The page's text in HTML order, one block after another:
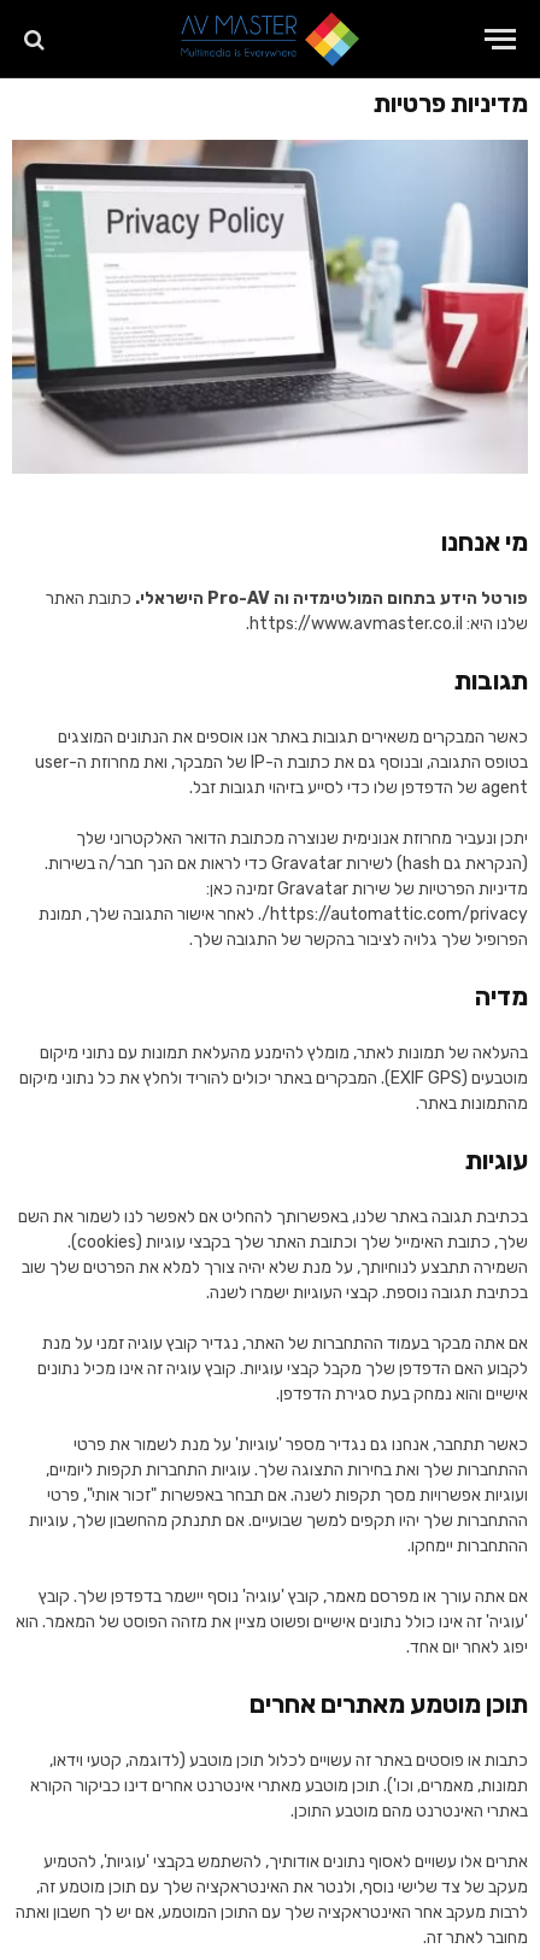
מדיניות פרטיות
מי אנחנו
פורטל הידע בתחום המולטימדיה וה Pro-AV הישראלי.
כתובת האתר
שלנו היא: https://www.avmaster.co.il.
תגובות
כאשר המבקרים משאירים תגובות באתר אנו אוספים את הנתונים המוצגים
בטופס התגובה, ובנוסף גם את כתובת ה-IP של המבקר, ואת מחרוזת ה-user
agent של הדפדפן שלו כדי לסייע בזיהוי תגובות זבל.
יתכן ונעביר מחרוזת אנונימית שנוצרה מכתובת הדואר האלקטרוני שלך
(הנקראת גם hash) לשירות Gravatar כדי לראות אם הנך חבר/ה בשירות.
מדיניות הפרטיות של שירות Gravatar זמינה כאן:
https://automattic.com/privacy/. לאחר אישור התגובה שלך, תמונת
הפרופיל שלך גלויה לציבור בהקשר של התגובה שלך.
מדיה
בהעלאה של תמונות לאתר, מומלץ להימנע מהעלאת תמונות עם נתוני מיקום
מוטבעים (EXIF GPS). המבקרים באתר יכולים להוריד ולחלץ את כל נתוני מיקום
מהתמונות באתר.
עוגיות
בכתיבת תגובה באתר שלנו, באפשרותך להחליט אם לאפשר לנו לשמור את השם
שלך, כתובת האימייל שלך וכתובת האתר שלך בקבצי עוגיות (cookies).
השמירה תתבצע לנוחיותך, על מנת שלא יהיה צורך למלא את הפרטים שלך שוב
בכתיבת תגובה נוספת. קבצי העוגיות ישמרו לשנה.
אם אתה מבקר בעמוד ההתחברות של האתר, נגדיר קובץ עוגיה זמני על מנת
לקבוע האם הדפדפן שלך מקבל קבצי עוגיות. קובץ עוגיה זה אינו מכיל נתונים
אישיים והוא נמחק בעת סגירת הדפדפן.
כאשר תתחבר, אנחנו גם נגדיר מספר 'עוגיות' על מנת לשמור את פרטי
ההתחברות שלך ואת בחירות התצוגה שלך. עוגיות התחברות תקפות ליומיים,
ועוגיות אפשרויות מסך תקפות לשנה. אם תבחר באפשרות "זכור אותי", פרטי
ההתחברות שלך יהיו תקפים למשך שבועיים. אם תתנתק מהחשבון שלך, עוגיות
ההתחברות יימחקו.
אם אתה עורך או מפרסם מאמר, קובץ 'עוגיה' נוסף יישמר בדפדפן שלך. קובץ
'עוגיה' זה אינו כולל נתונים אישיים ופשוט מציין את מזהה הפוסט של המאמר. הוא
יפוג לאחר יום אחד.
תוכן מוטמע מאתרים אחרים
כתבות או פוסטים באתר זה עשויים לכלול תוכן מוטבע (לדוגמה, קטעי וידאו,
תמונות, מאמרים, וכו'). תוכן מוטבע מאתרי אינטרנט אחרים דינו כביקור הקורא
באתרי האינטרנט מהם מוטבע התוכן.
אתרים אלו עשויים לאסוף נתונים אודותיך, להשתמש בקבצי 'עוגיות', להטמיע
מעקב של צד שלישי נוסף, ולנטר את האינטראקציה שלך עם תוכן מוטמע זה,
לרבות מעקב אחר האינטראקציה שלך עם התוכן המוטמע, אם יש לך חשבון ואתה
מחובר לאתר זה.